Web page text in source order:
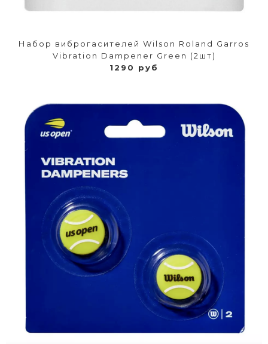
Набор виброгасителей Wilson Roland Garros
Vibration Dampener Green (2шт)
1290 руб